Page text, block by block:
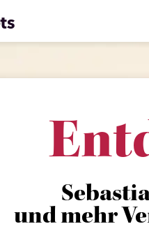
und mehr